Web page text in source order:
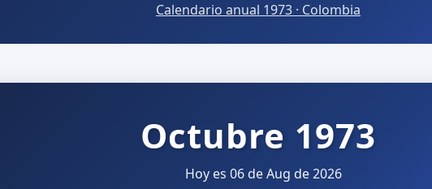
Calendario anual 1973 · Colombia
Octubre 1973
Hoy es 06 de Aug de 2026